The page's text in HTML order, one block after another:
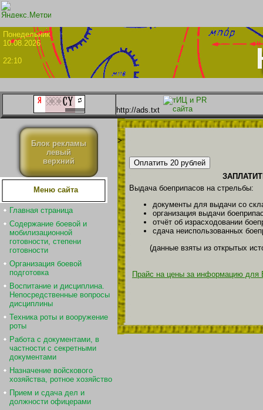
10.08.2026
22:10
http://ads.txt
Блок рекламы
левый
верхний
Меню сайта
Главная страница
Содержание боевой и
мобилизационной
готовности, степени
готовности
Организация боевой
подготовка
Воспитание и дисциплина.
Непосредственные вопросы
дисциплины
Техника роты и вооружение
роты
Работа с документами, в
частности с секретными
документами
Назначение войскового
хозяйства, ротное хозяйство
Прием и сдача дел и
должности офицерами
>
Выдача боеприпасов на стрельбы:
документы для выдачи со
организация выдачи
отчёт об израсходовании
сдача неиспользованных
(данные взяты из открытых
Прайс на цены за информацию для